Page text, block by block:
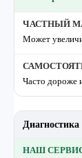
Может
Часто дороже
Диагностика